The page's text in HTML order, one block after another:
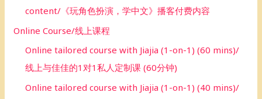
content/《玩角色扮演，学中文》播客付费内容
Online Course/线上课程
Online tailored course with Jiajia (1-on-1) (60 mins)/
线上与佳佳的1对1私人定制课 (60分钟)
Online tailored course with Jiajia (1-on-1) (40 mins)/